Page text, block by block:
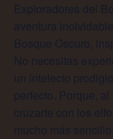
Exploradores del
aventura
Bosque Oscuro,
No necesitas
un intelecto
perfecto. Porque,
cruzarte con los
mucho más